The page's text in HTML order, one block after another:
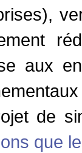
aux
de
que